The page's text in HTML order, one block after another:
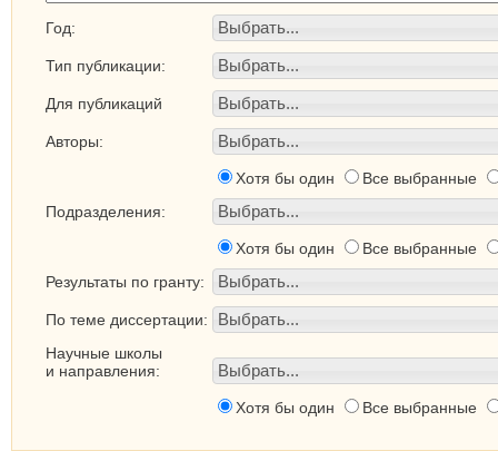
Год: Выбрать...
Тип публикации: Выбрать...
Для публикаций Выбрать...
Авторы: Выбрать...
Хотя бы один
Все выбранные
Подразделения:
Выбрать...
Хотя бы один
Все выбранные
Результаты по гранту:
Выбрать...
По теме диссертации: Выбрать...
Научные школы
и направления:
Выбрать...
Хотя бы один Все выбранные